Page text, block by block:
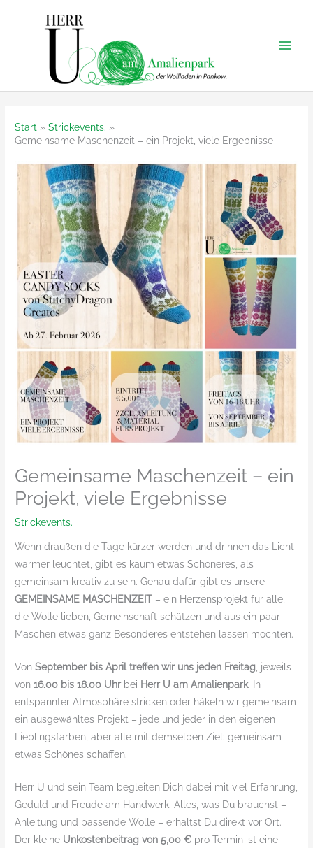
Start
Strickevents.
Gemeinsame Maschenzeit – ein Projekt, viele Ergebnisse
Gemeinsame Maschenzeit – ein
Projekt, viele Ergebnisse
Strickevents.
Wenn draußen die Tage kürzer werden und drinnen das Licht
wärmer leuchtet, gibt es kaum etwas Schöneres, als
gemeinsam kreativ zu sein. Genau dafür gibt es unsere
GEMEINSAME MASCHENZEIT – ein Herzensprojekt für alle,
die Wolle lieben, Gemeinschaft schätzen und aus ein paar
Maschen etwas ganz Besonderes entstehen lassen möchten.
VonSeptember bis April treffen wir uns jeden Freitag, jeweils
von16.00 bis 18.00 Uhrbei Herr U am Amalienpark. In
entspannter Atmosphäre stricken oder häkeln wir gemeinsam
ein ausgewähltes Projekt – jede und jeder in den eigenen
Lieblingsfarben, aber alle mit demselben Ziel: gemeinsam
etwas Schönes schaffen.
Herr U und sein Team begleiten Dich dabei mit viel Erfahrung,
Geduld und Freude am Handwerk. Alles, was Du brauchst –
Anleitung und passende Wolle – erhältst Du direkt vor Ort.
Der kleine Unkostenbeitrag von 5,00 € pro Termin ist eine